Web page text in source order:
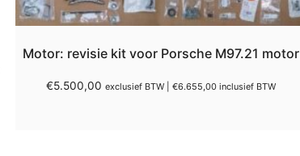
Motor: revisie kit voor Porsche M97.21 motor
€5.500,00 exclusief BTW | €6.655,00 inclusief BTW